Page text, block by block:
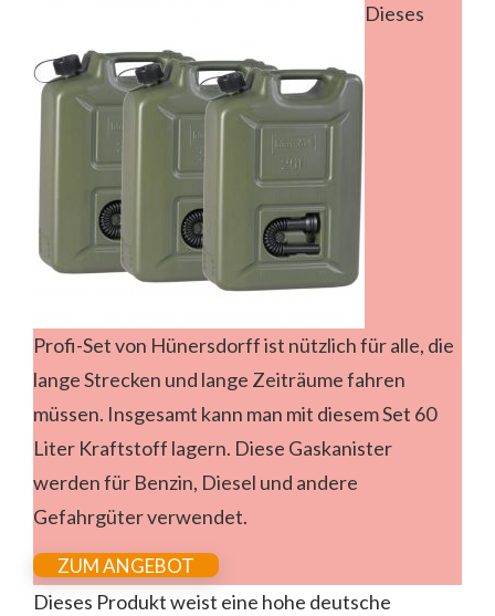
Dieses
Profi-Set von Hünersdorff ist nützlich für alle, die
lange Strecken und lange Zeiträume fahren
müssen. Insgesamt kann man mit diesem Set 60
Liter Kraftstoff lagern. Diese Gaskanister
werden für Benzin, Diesel und andere
Gefahrgüter verwendet.
ZUM ANGEBOT
Dieses Produkt weist eine hohe deutsche